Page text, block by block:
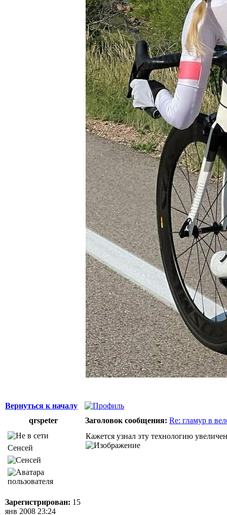
Вернуться к началу
qrspeter
Заголовок сообщения: Re: гламур в
Сенсей
Зарегистрирован: 15
янв 2008 23:24
Кажется узнал эту технологию